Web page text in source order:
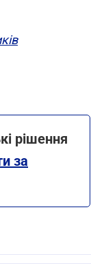
рішення
за